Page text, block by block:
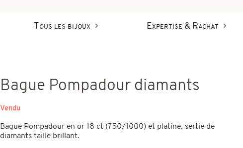
Tous les bijoux Expertise & Rachat
Bague Pompadour diamants
Vendu
Bague Pompadour en or 18 ct (750/1000) et platine, sertie de
diamants taille brillant.